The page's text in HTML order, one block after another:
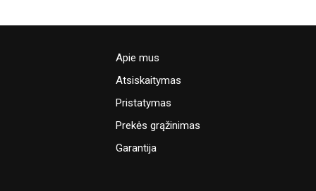
Apie mus
Atsiskaitymas
Pristatymas
Prekės grąžinimas
Garantija